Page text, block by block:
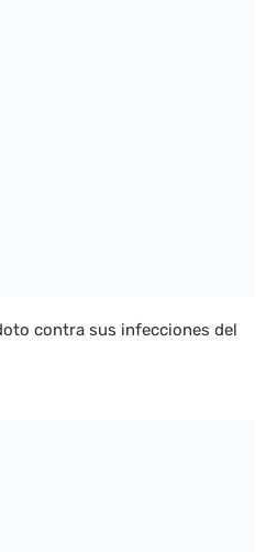
contra sus infecciones del